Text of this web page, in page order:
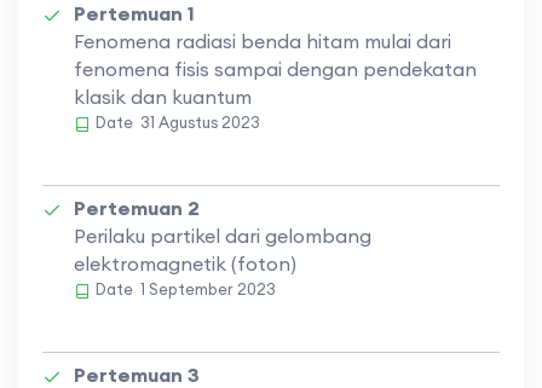
Pertemuan 1
Fenomena radiasi benda hitam mulai dari
fenomena fisis sampai dengan pendekatan
klasik dan kuantum
Date 31 Agustus 2023
Pertemuan 2
Perilaku partikel dari gelombang
elektromagnetik (foton)
Date 1 September 2023
Pertemuan 3